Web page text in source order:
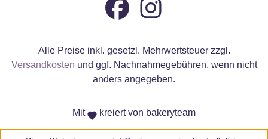
Alle Preise inkl. gesetzl. Mehrwertsteuer zzgl.
Versandkosten und ggf. Nachnahmegebühren, wenn nicht
anders angegeben.
Mit kreiert von bakeryteam